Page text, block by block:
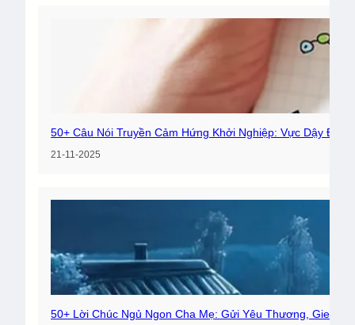
50+ Câu Nói Truyền Cảm Hứng Khởi Nghiệp: Vực Dậy Đam
21-11-2025
50+ Lời Chúc Ngủ Ngon Cha Mẹ: Gửi Yêu Thương, Gieo